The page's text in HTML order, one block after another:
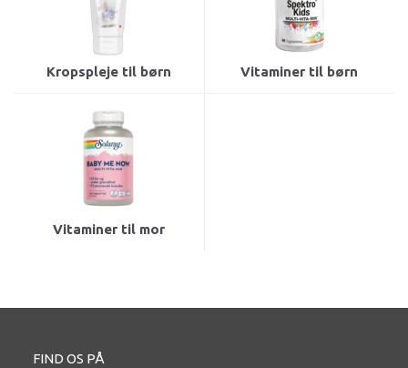
Kropspleje til børn Vitaminer til børn
Vitaminer til mor
FIND OS PÅ